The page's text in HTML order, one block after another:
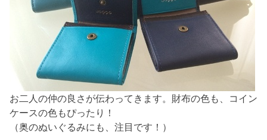
お二人の仲の良さが伝わってきます。財布の色も、コイン
ケースの色もぴったり！
（奥のぬいぐるみにも、注目です！）